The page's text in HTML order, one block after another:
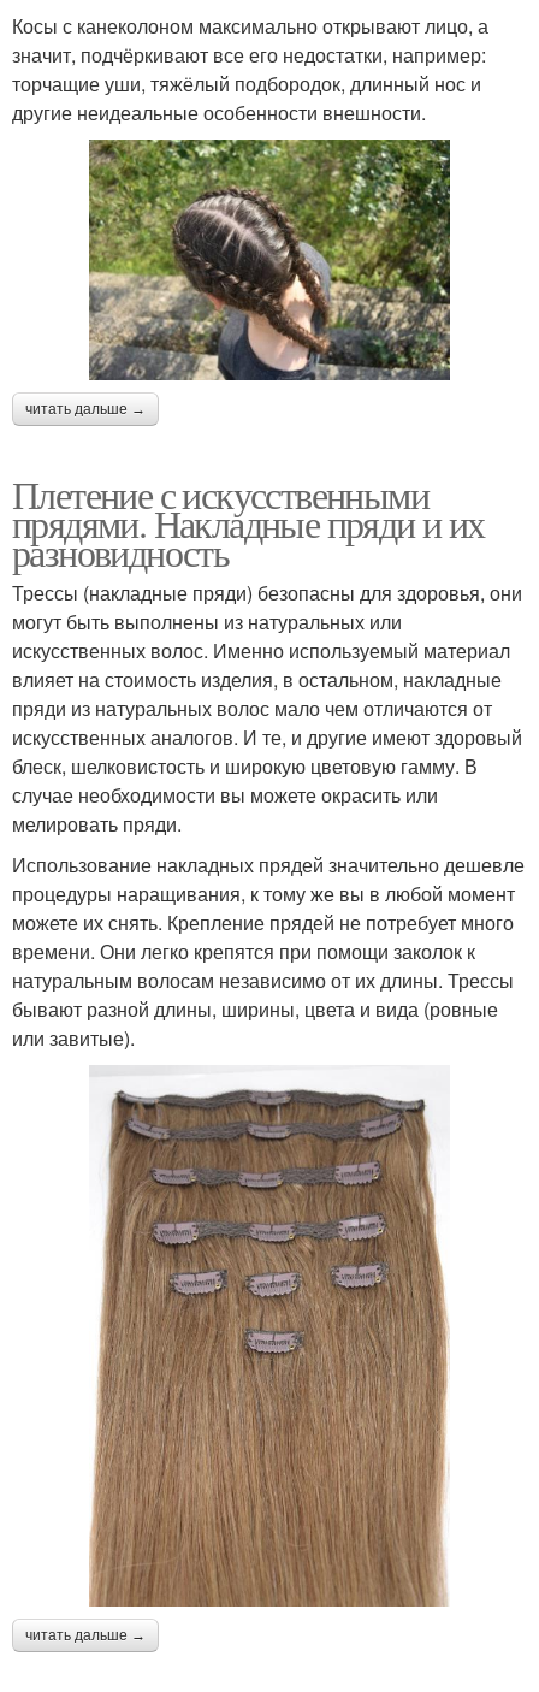
Косы с канеколоном максимально открывают лицо, а
значит, подчёркивают все его недостатки, например:
торчащие уши, тяжёлый подбородок, длинный нос и
другие неидеальные особенности внешности.
читать дальше →
Плетение с искусственными
прядями. Накладные пряди и их
разновидность
Трессы (накладные пряди) безопасны для здоровья, они
могут быть выполнены из натуральных или
искусственных волос. Именно используемый материал
влияет на стоимость изделия, в остальном, накладные
пряди из натуральных волос мало чем отличаются от
искусственных аналогов. И те, и другие имеют здоровый
блеск, шелковистость и широкую цветовую гамму. В
случае необходимости вы можете окрасить или
мелировать пряди.
Использование накладных прядей значительно дешевле
процедуры наращивания, к тому же вы в любой момент
можете их снять. Крепление прядей не потребует много
времени. Они легко крепятся при помощи заколок к
натуральным волосам независимо от их длины. Трессы
бывают разной длины, ширины, цвета и вида (ровные
или завитые).
читать дальше →